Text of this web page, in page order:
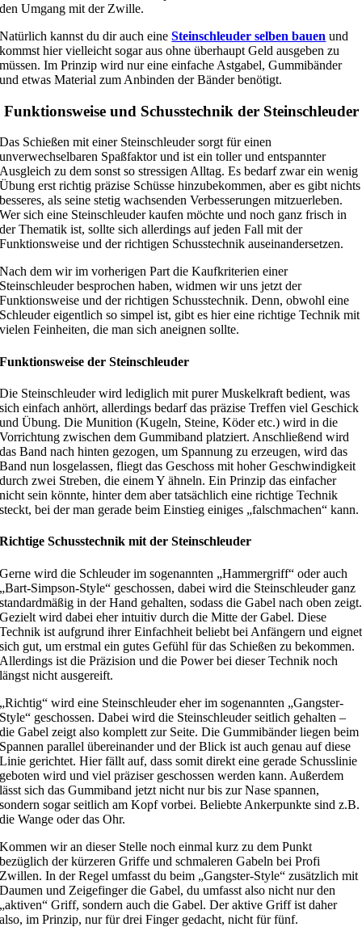
den Umgang mit der Zwille.
Natürlich kannst du dir auch eineSteinschleuder selben bauen und
kommst hier vielleicht sogar aus ohne überhaupt Geld ausgeben zu
müssen. Im Prinzip wird nur eine einfache Astgabel, Gummibänder
und etwas Material zum Anbinden der Bänder benötigt.
Funktionsweise und Schusstechnik der Steinschleuder
Das Schießen mit einer Steinschleuder sorgt für einen
unverwechselbaren Spaßfaktor und ist ein toller und entspannter
Ausgleich zu dem sonst so stressigen Alltag. Es bedarf zwar ein wenig
Übung erst richtig präzise Schüsse hinzubekommen, aber es gibt nichts
besseres, als seine stetig wachsenden Verbesserungen mitzuerleben.
Wer sich eine Steinschleuder kaufen möchte und noch ganz frisch in
der Thematik ist, sollte sich allerdings auf jeden Fall mit der
Funktionsweise und der richtigen Schusstechnik auseinandersetzen.
Nach dem wir im vorherigen Part die Kaufkriterien einer
Steinschleuder besprochen haben, widmen wir uns jetzt der
Funktionsweise und der richtigen Schusstechnik. Denn, obwohl eine
Schleuder eigentlich so simpel ist, gibt es hier eine richtige Technik mit
vielen Feinheiten, die man sich aneignen sollte.
Funktionsweise der Steinschleuder
Die Steinschleuder wird lediglich mit purer Muskelkraft bedient, was
sich einfach anhört, allerdings bedarf das präzise Treffen viel Geschick
und Übung. Die Munition (Kugeln, Steine, Köder etc.) wird in die
Vorrichtung zwischen dem Gummiband platziert. Anschließend wird
das Band nach hinten gezogen, um Spannung zu erzeugen, wird das
Band nun losgelassen, fliegt das Geschoss mit hoher Geschwindigkeit
durch zwei Streben, die einem Y ähneln. Ein Prinzip das einfacher
nicht sein könnte, hinter dem aber tatsächlich eine richtige Technik
steckt, bei der man gerade beim Einstieg einiges „falschmachen“ kann.
Richtige Schusstechnik mit der Steinschleuder
Gerne wird die Schleuder im sogenannten „Hammergriff“ oder auch
„Bart-Simpson-Style“ geschossen, dabei wird die Steinschleuder ganz
standardmäßig in der Hand gehalten, sodass die Gabel nach oben zeigt.
Gezielt wird dabei eher intuitiv durch die Mitte der Gabel. Diese
Technik ist aufgrund ihrer Einfachheit beliebt bei Anfängern und eignet
sich gut, um erstmal ein gutes Gefühl für das Schießen zu bekommen.
Allerdings ist die Präzision und die Power bei dieser Technik noch
längst nicht ausgereift.
„Richtig“ wird eine Steinschleuder eher im sogenannten „Gangster-
Style“ geschossen. Dabei wird die Steinschleuder seitlich gehalten –
die Gabel zeigt also komplett zur Seite. Die Gummibänder liegen beim
Spannen parallel übereinander und der Blick ist auch genau auf diese
Linie gerichtet. Hier fällt auf, dass somit direkt eine gerade Schusslinie
geboten wird und viel präziser geschossen werden kann. Außerdem
lässt sich das Gummiband jetzt nicht nur bis zur Nase spannen,
sondern sogar seitlich am Kopf vorbei. Beliebte Ankerpunkte sind z.B.
die Wange oder das Ohr.
Kommen wir an dieser Stelle noch einmal kurz zu dem Punkt
bezüglich der kürzeren Griffe und schmaleren Gabeln bei Profi
Zwillen. In der Regel umfasst du beim „Gangster-Style“ zusätzlich mit
Daumen und Zeigefinger die Gabel, du umfasst also nicht nur den
„aktiven“ Griff, sondern auch die Gabel. Der aktive Griff ist daher
also, im Prinzip, nur für drei Finger gedacht, nicht für fünf.